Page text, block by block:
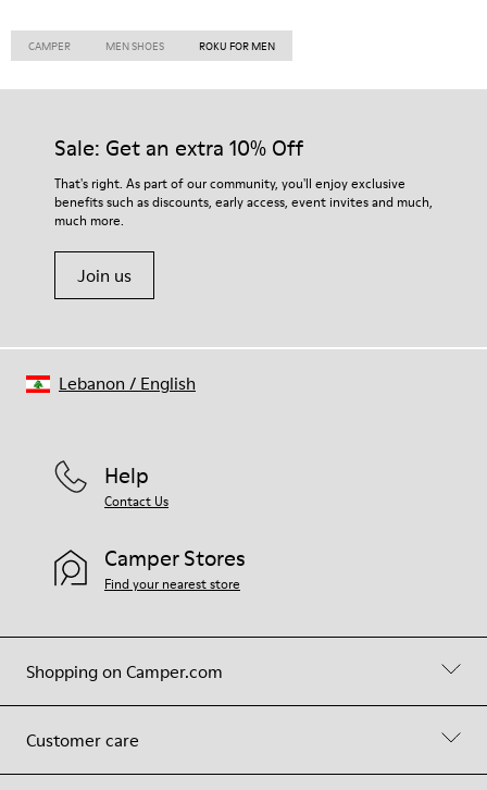
CAMPER MEN SHOES ROKU FOR MEN
Sale: Get an extra 10% Off
That's right. As part of our community, you'll enjoy exclusive
benefits such as discounts, early access, event invites and much,
much more.
Join us
Shopping on Camper.com
Customer care
Help
Contact Us
Camper Stores
Find your nearest store
Lebanon / English